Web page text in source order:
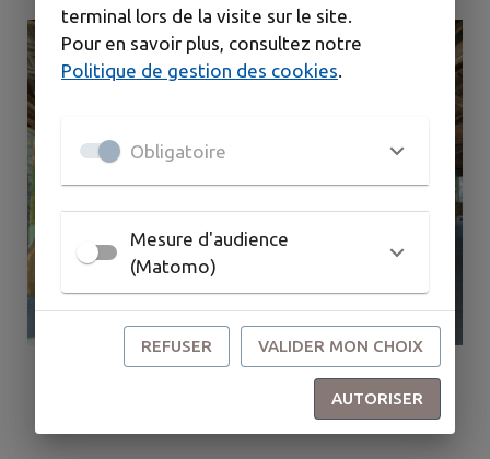
Place de l’église
70230 DAMPIERRE-SUR-LINOTTE
terminal lors de la visite sur le site.
Pour en savoir plus, consultez notre
Politique de gestion des cookies.
Obligatoire
Mesure d'audience
(Matomo)
REFUSER VALIDER MON CHOIX
AUTORISER